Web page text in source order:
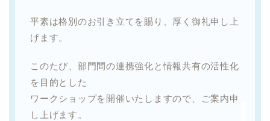
平素は格別のお引き立てを賜り、厚く御礼申し上
げます。
このたび、部門間の連携強化と情報共有の活性化
を目的とした
ワークショップを開催いたしますので、ご案内申
し上げます。
Excel